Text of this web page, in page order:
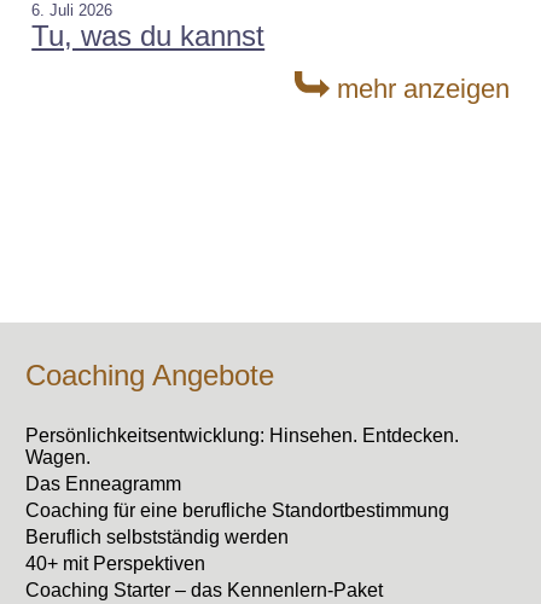
6. Juli 2026
Tu, was du kannst
mehr anzeigen
Coaching Angebote
Persönlichkeitsentwicklung: Hinsehen. Entdecken.
Wagen.
Das Enneagramm
Coaching für eine berufliche Standortbestimmung
Beruflich selbstständig werden
40+ mit Perspektiven
Coaching Starter – das Kennenlern-Paket